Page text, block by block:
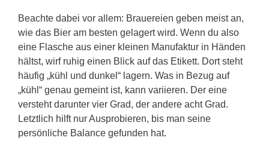
Beachte dabei vor allem: Brauereien geben meist an,
wie das Bier am besten gelagert wird. Wenn du also
eine Flasche aus einer kleinen Manufaktur in Händen
hältst, wirf ruhig einen Blick auf das Etikett. Dort steht
häufig „kühl und dunkel“ lagern. Was in Bezug auf
„kühl“ genau gemeint ist, kann variieren. Der eine
versteht darunter vier Grad, der andere acht Grad.
Letztlich hilft nur Ausprobieren, bis man seine
persönliche Balance gefunden hat.